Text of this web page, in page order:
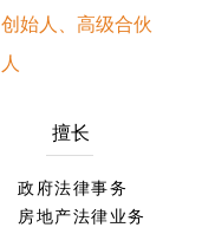
擅长
创始人、高级合伙
人
政府法律事务
房地产法律业务